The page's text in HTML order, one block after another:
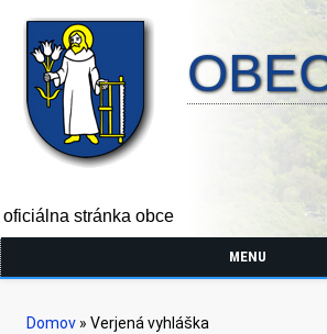
oficiálna stránka obce
MENU
Nachádzate sa tu
Domov » Verjená vyhláška